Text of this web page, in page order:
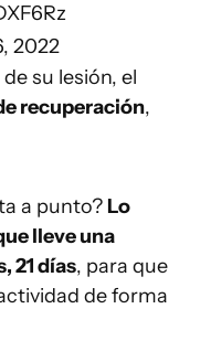
2022
su lesión, el
recuperación,
a punto? Lo
lleve una
21 días, para que
de forma